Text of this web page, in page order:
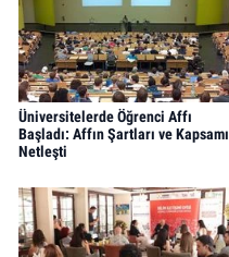
Üniversitelerde Öğrenci Affı
Başladı: Affın Şartları ve Kapsamı
Netleşti